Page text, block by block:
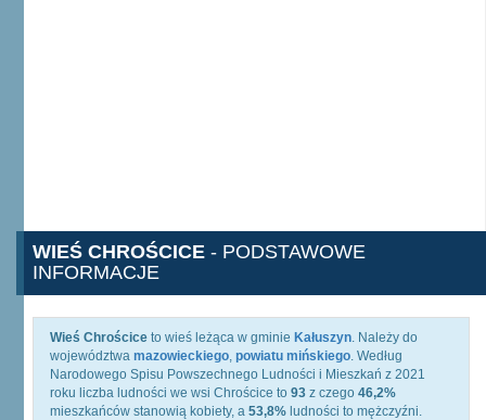
WIEŚ CHROŚCICE - PODSTAWOWE
INFORMACJE
Wieś Chrościce to wieś leżąca w gminie Kałuszyn. Należy do
województwa mazowieckiego, powiatu mińskiego. Według
Narodowego Spisu Powszechnego Ludności i Mieszkań z 2021
roku liczba ludności we wsi Chrościce to 93 z czego 46,2%
mieszkańców stanowią kobiety, a 53,8% ludności to mężczyźni.